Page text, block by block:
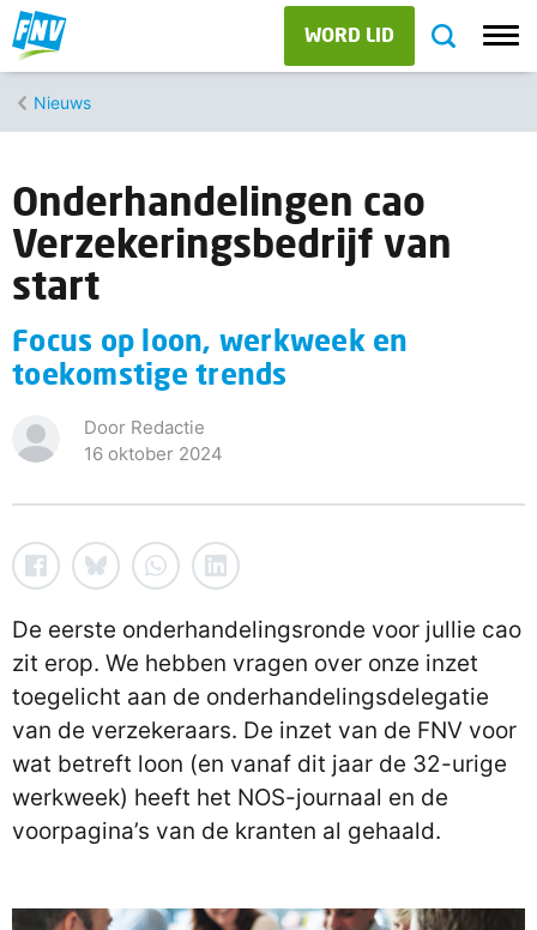
WORD LID
Nieuws
Onderhandelingen cao
Verzekeringsbedrijf van
start
Focus op loon, werkweek en
toekomstige trends
Door Redactie
16 oktober 2024
De eerste onderhandelingsronde voor jullie cao
zit erop. We hebben vragen over onze inzet
toegelicht aan de onderhandelingsdelegatie
van de verzekeraars. De inzet van de FNV voor
wat betreft loon (en vanaf dit jaar de 32-urige
werkweek) heeft het NOS-journaal en de
voorpagina’s van de kranten al gehaald.